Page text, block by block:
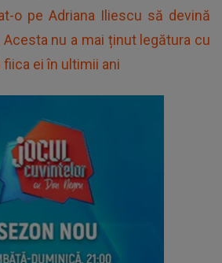
o pe Adriana Iliescu să devină
Acesta nu a mai ținut legătura cu
ei în ultimii ani